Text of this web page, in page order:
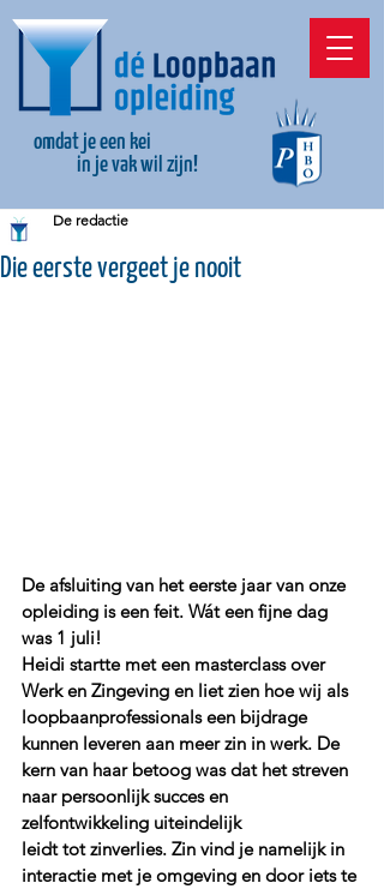
omdat je een kei
in je vak wil zijn!
Die eerste vergeet je nooit
De redactie
De afsluiting van het eerste jaar van onze
opleiding is een feit. Wát een fijne dag
was 1 juli!
Heidi startte met een masterclass over
Werk en Zingeving en liet zien hoe wij als
loopbaanprofessionals een bijdrage
kunnen leveren aan meer zin in werk. De
kern van haar betoog was dat het streven
naar persoonlijk succes en
zelfontwikkeling uiteindelijk
leidt tot zinverlies. Zin vind je namelijk in
interactie met je omgeving en door iets te